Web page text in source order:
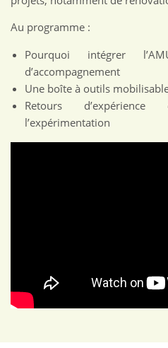
Au programme :
Pourquoi intégrer
d’accompagnement
Une boîte à outils
Retours
l’expérimentation